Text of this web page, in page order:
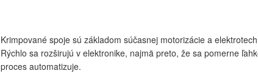
Krimpované spoje sú základom súčasnej motorizácie a
Rýchlo sa rozširujú v elektronike, najmä preto, že sa pomerne
proces automatizuje.